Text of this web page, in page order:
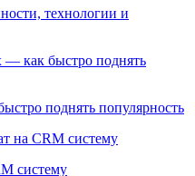
технологии и
поднять популярность
систему